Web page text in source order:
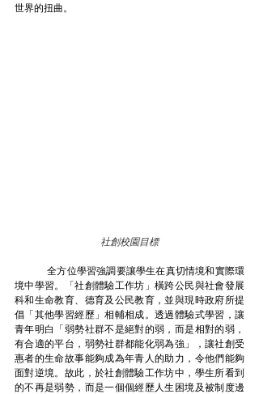
世界的扭曲。
社創校園目標
	全方位學習強調要讓學生在真切情境和實際環
境中學習。「社創體驗工作坊」橫跨公民與社會發展
科和生命教育、德育及公民教育，並與現時政府所提
倡「其他學習經歷」相輔相成。透過體驗式學習，讓
青年明白「弱勢社群不是絕對的弱，而是相對的弱，
有合適的平台，弱勢社群都能化弱為強」，讓社創受
惠者的生命故事能夠成為年青人的助力，令他們能夠
面對逆境。故此，於社創體驗工作坊中，學生所看到
的不再是弱勢，而是一個個經歷人生困境及被制度邊